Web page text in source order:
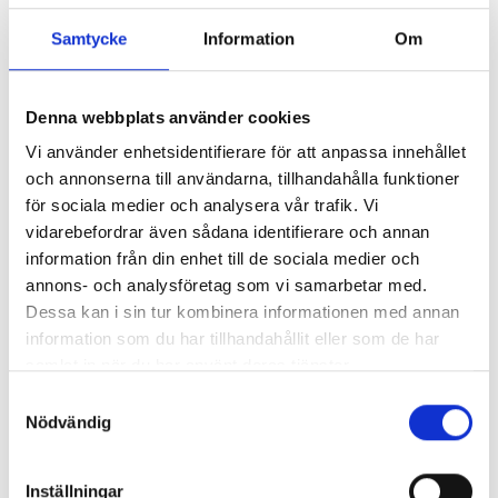
Samtycke Information Om
Denna webbplats använder cookies
Vi använder enhetsidentifierare för att anpassa innehållet
och annonserna till användarna, tillhandahålla funktioner
för sociala medier och analysera vår trafik. Vi
vidarebefordrar även sådana identifierare och annan
information från din enhet till de sociala medier och
annons- och analysföretag som vi samarbetar med.
Dessa kan i sin tur kombinera informationen med annan
information som du har tillhandahållit eller som de har
Nödvändig
Inställningar